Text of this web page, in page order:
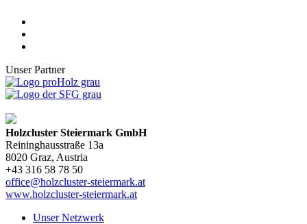
Unser Partner
Holzcluster Steiermark GmbH
Reininghausstraße 13a
8020 Graz, Austria
+43 316 58 78 50
office@holzcluster-steiermark.at
www.holzcluster-steiermark.at
Unser Netzwerk